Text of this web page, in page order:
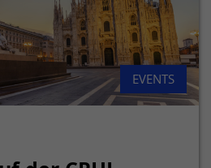
EVENTS